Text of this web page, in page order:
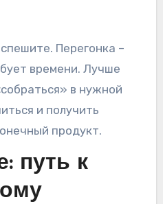
Перегонка –
времени. Лучше
в нужной
и получить
продукт.
путь к